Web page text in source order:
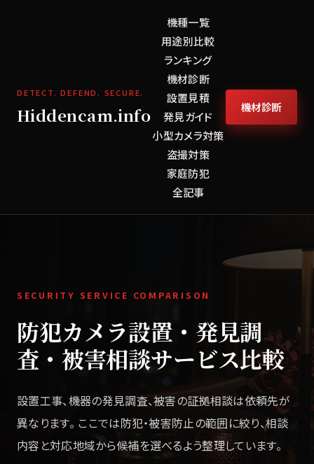
DETECT. DEFEND. SECURE.
Hiddencam.info
機種一覧
用途別比較
ランキング
機材診断
設置見積
発見ガイド
小型カメラ対策
盗撮対策
家庭防犯
全記事
機材診断
SECURITY SERVICE COMPARISON
防犯カメラ設置・発見調
査・被害相談サービス比較
設置工事、機器の発見調査、被害の証拠相談は依頼先が
異なります。 ここでは防犯・被害防止の範囲に絞り、相談
内容と対応地域から候補を選べるよう整理しています。